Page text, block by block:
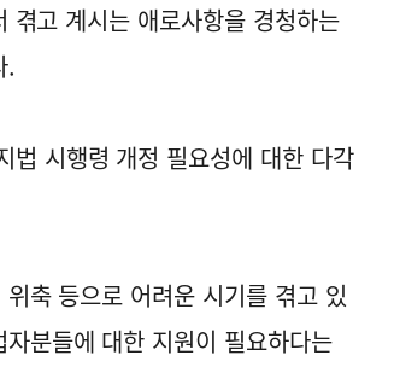
고 계시는 애로사항을 경청하는
.
법 시행령 개정 필요성에 대한 다각
축 등으로 어려운 시기를 겪고 있
분들에 대한 지원이 필요하다는